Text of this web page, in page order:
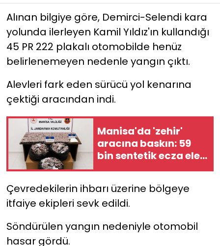
Alınan bilgiye göre, Demirci-Selendi kara
yolunda ilerleyen Kamil Yıldız'ın kullandığı
45 PR 222 plakalı otomobilde henüz
belirlenemeyen nedenle yangın çıktı.
Alevleri fark eden sürücü yol kenarına
çektiği aracından indi.
Manisa'da 'zehir'
aracına baskın: 59
bin sentetik ecza ele
geçirildi!
Çevredekilerin ihbarı üzerine bölgeye
itfaiye ekipleri sevk edildi.
Söndürülen yangın nedeniyle otomobil
hasar gördü.
TEKNOLOJİ
Yaşam
YEREL YÖNETİMLER
Yurt